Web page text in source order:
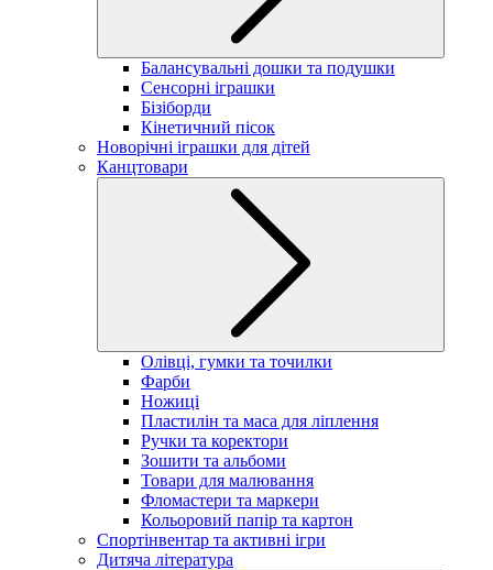
Балансувальні дошки та подушки
Сенсорні іграшки
Бізіборди
Кінетичний пісок
Новорічні іграшки для дітей
Канцтовари
Олівці, гумки та точилки
Фарби
Ножиці
Пластилін та маса для ліплення
Ручки та коректори
Зошити та альбоми
Товари для малювання
Фломастери та маркери
Кольоровий папір та картон
Спортінвентар та активні ігри
Дитяча література